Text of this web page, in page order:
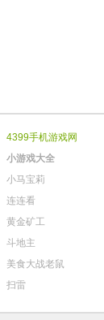
4399手机游戏网
小游戏大全
小马宝莉
连连看
黄金矿工
斗地主
美食大战老鼠
扫雷